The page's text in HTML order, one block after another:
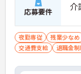
応募要件 介
夜勤専従 残業少なめ
交通費支給
退職金制